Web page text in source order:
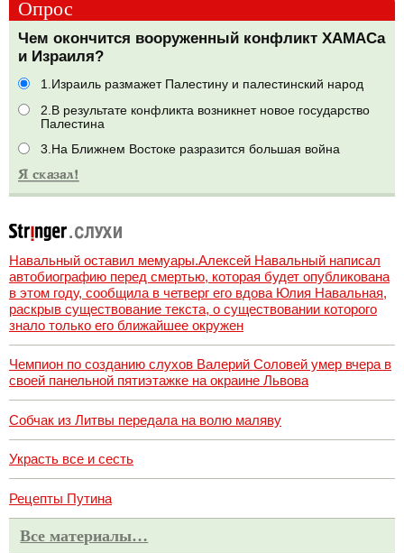
Опрос
Чем окончится вооруженный конфликт ХАМАСа
и Израиля?
1.Израиль размажет Палестину и палестинский народ
2.В результате конфликта возникнет новое государство
Палестина
3.На Ближнем Востоке разразится большая война
Навальный оставил мемуары.Алексей Навальный написал
автобиографию перед смертью, которая будет опубликована
в этом году, сообщила в четверг его вдова Юлия Навальная,
раскрыв существование текста, о существовании которого
знало только его ближайшее окружен
Чемпион по созданию слухов Валерий Соловей умер вчера в
своей панельной пятиэтажке на окраине Львова
Собчак из Литвы передала на волю маляву
Украсть все и сесть
Рецепты Путина
Все материалы…